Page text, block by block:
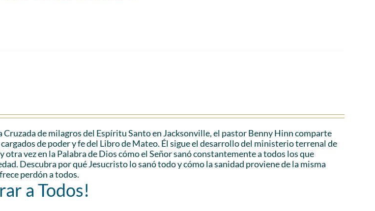
Cruzada de milagros del Espíritu Santo en Jacksonville, el pastor Benny Hinn comparte
cargados de poder y fe del Libro de Mateo. Él sigue el desarrollo del ministerio terrenal de
otra vez en la Palabra de Dios cómo el Señor sanó constantemente a todos los que
Descubra por qué Jesucristo lo sanó todo y cómo la sanidad proviene de la misma
perdón a todos.
a Todos!